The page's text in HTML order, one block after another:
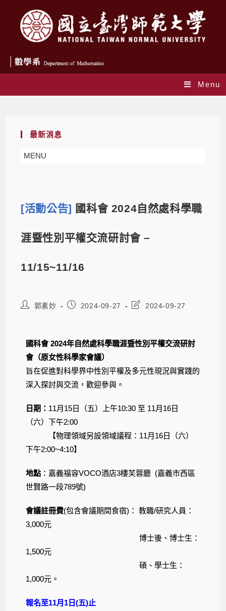
Menu
最新消息
MENU
[活動公告] 國科會 2024自然處科學職
涯暨性別平權交流研討會 –
11/15~11/16
郭素妙 2024-09-27 2024-09-27
國科會 2024年自然處科學職涯暨性別平權交流研討
會（原女性科學家會議）
旨在促進對科學界中性別平權及多元性現況與實踐的
深入探討與交流，歡迎參與。
日期： 11月15日（五）上午10:30 至 11月16日
（六）下午2:00
【物理領域另設領域議程：11月16日（六）
下午2:00~4:10】
地點 ：嘉義福容VOCO酒店3樓芙蓉廳 (嘉義市西區
世賢路一段789號)
會議註冊費(包含會議期間食宿)： 教職/研究人員：
3,000元
博士後、博士生：
1,500元
碩、學士生：
1,000元。
報名至11月1日(五)止